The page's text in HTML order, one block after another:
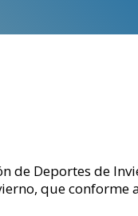
de Deportes de
que conforme